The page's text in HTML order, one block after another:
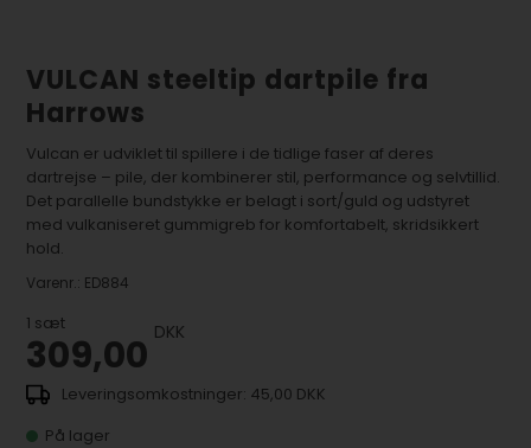
VULCAN steeltip dartpile fra
Harrows
Vulcan er udviklet til spillere i de tidlige faser af deres
dartrejse – pile, der kombinerer stil, performance og selvtillid.
Det parallelle bundstykke er belagt i sort/guld og udstyret
med vulkaniseret gummigreb for komfortabelt, skridsikkert
hold.
Varenr.: ED884
1 sæt
309,00 DKK
45,00 DKK
På lager